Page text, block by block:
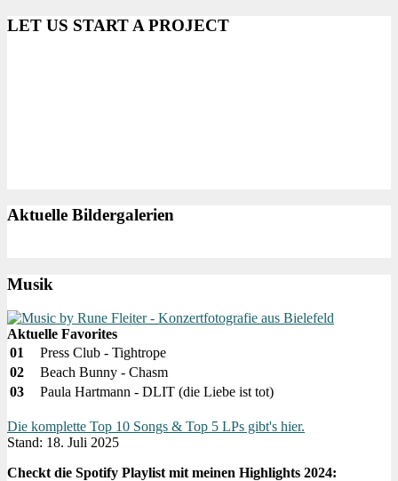
LET US START A PROJECT
Aktuelle Bildergalerien
Musik
Aktuelle Favorites
01
Press Club - Tightrope
02
Beach Bunny - Chasm
03
Paula Hartmann - DLIT (die Liebe ist tot)
Die komplette Top 10 Songs & Top 5 LPs gibt's hier.
Stand: 18. Juli 2025
Checkt die Spotify Playlist mit meinen Highlights 2024: